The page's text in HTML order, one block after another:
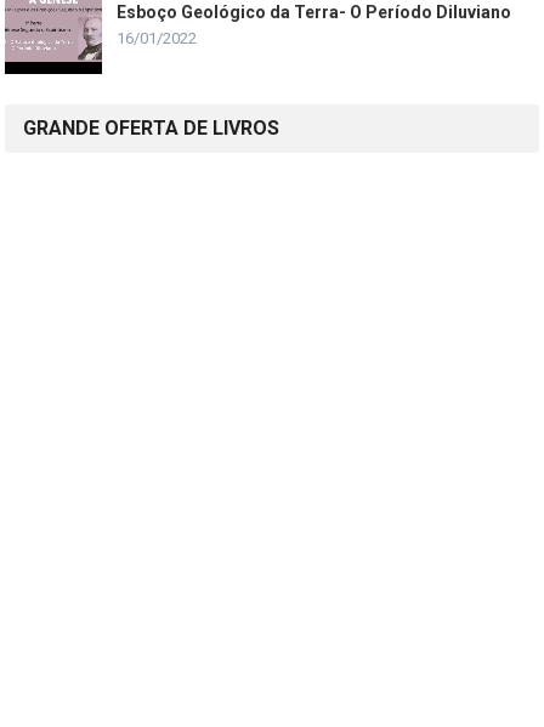
Esboço Geológico da Terra- O Período Diluviano
16/01/2022
GRANDE OFERTA DE LIVROS